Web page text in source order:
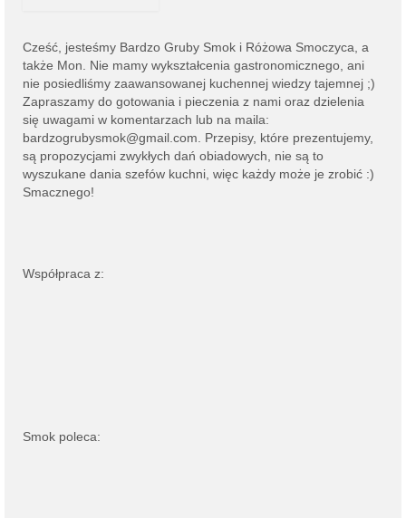
Cześć, jesteśmy Bardzo Gruby Smok i Różowa Smoczyca, a
także Mon. Nie mamy wykształcenia gastronomicznego, ani
nie posiedliśmy zaawansowanej kuchennej wiedzy tajemnej ;)
Zapraszamy do gotowania i pieczenia z nami oraz dzielenia
się uwagami w komentarzach lub na maila:
bardzogrubysmok@gmail.com . Przepisy, które prezentujemy,
są propozycjami zwykłych dań obiadowych, nie są to
wyszukane dania szefów kuchni, więc każdy może je zrobić :)
Smacznego!
Współpraca z:
Smok poleca: